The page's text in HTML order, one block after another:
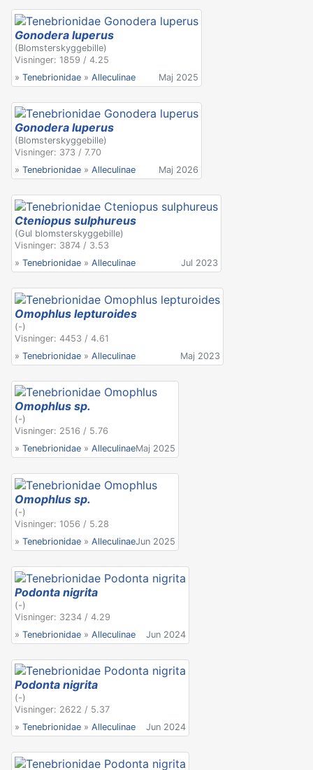
Gonodera luperus
(Blomsterskyggebille)
Visninger: 1859 / 4.25
» Tenebrionidae » Alleculinae Maj 2025
Gonodera luperus
(Blomsterskyggebille)
Visninger: 373 / 7.70
» Tenebrionidae » Alleculinae Maj 2026
Cteniopus sulphureus
(Gul blomsterskyggebille)
Visninger: 3874 / 3.53
» Tenebrionidae » Alleculinae Jul 2023
Omophlus lepturoides
(-)
Visninger: 4453 / 4.61
» Tenebrionidae » Alleculinae Maj 2023
Omophlus sp.
(-)
Visninger: 2516 / 5.76
» Tenebrionidae » AlleculinaeMaj 2025
Omophlus sp.
(-)
Visninger: 1056 / 5.28
» Tenebrionidae » AlleculinaeJun 2025
Podonta nigrita
(-)
Visninger: 3234 / 4.29
» Tenebrionidae » Alleculinae Jun 2024
Podonta nigrita
(-)
Visninger: 2622 / 5.37
» Tenebrionidae » Alleculinae Jun 2024